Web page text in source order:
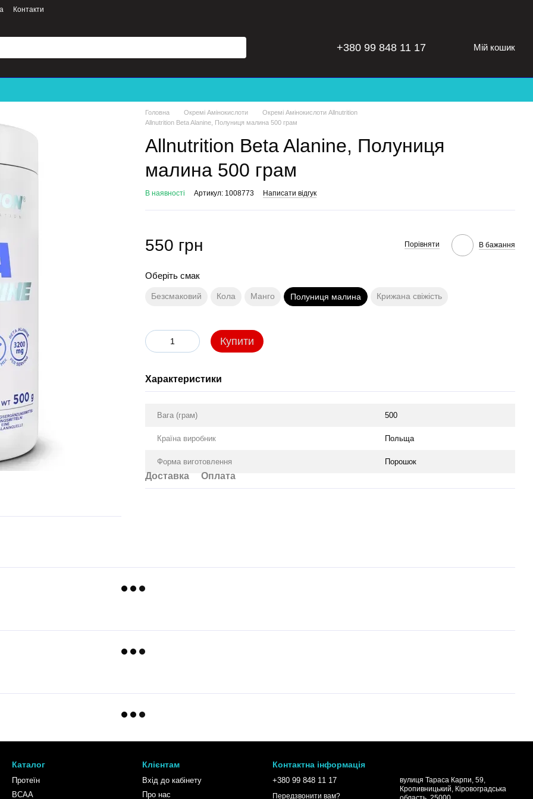
Контакти
+380 99 848 11 17 Мій кошик
Головна Окремі Амінокислоти
Окремі Амінокислоти Allnutrition
Allnutrition Beta Alanine, Полуниця малина 500 грам
Allnutrition Beta Alanine, Полуниця
малина 500 грам
В наявності Артикул: 1008773 Написати відгук
550 грн Порівняти В бажання
Оберіть смак
Безсмаковий Кола Манго Полуниця малина Крижана свіжість
Купити
Характеристики
Вага (грам) 500
Країна виробник Польща
Форма виготовлення Порошок
Доставка Оплата
Каталог
Протеїн
BCAA
Клієнтам
Вхід до кабінету
Про нас
Контактна інформація
+380 99 848 11 17
Передзвонити вам?
вулиця Тараса Карпи, 59,
Кропивницький, Кіровоградська